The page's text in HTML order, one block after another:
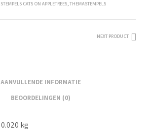
STEMPELS CATS ON APPLETREES,THEMASTEMPELS
NEXT PRODUCT
AANVULLENDE INFORMATIE
BEOORDELINGEN (0)
0.020 kg